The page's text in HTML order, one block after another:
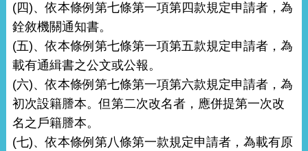
(四)、依本條例第七條第一項第四款規定申請者，為
銓敘機關通知書。
(五)、依本條例第七條第一項第五款規定申請者，為
載有通緝書之公文或公報。
(六)、依本條例第七條第一項第六款規定申請者，為
初次設籍謄本。但第二次改名者，應併提第一次改
名之戶籍謄本。
(七)、依本條例第八條第一款規定申請者，為載有原